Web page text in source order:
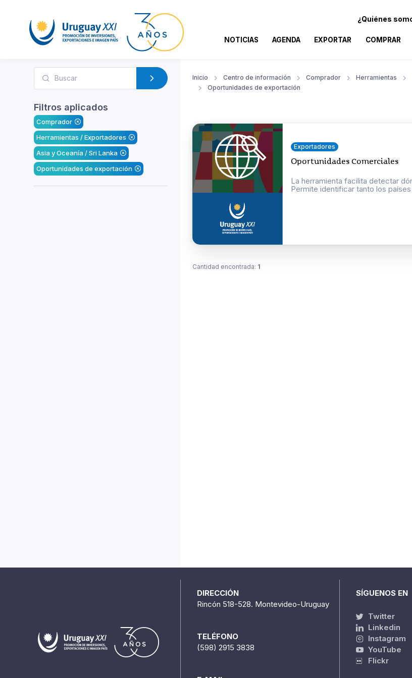
¿Quiénes
NOTICIAS AGENDA EXPORTAR COMPRAR
Filtros aplicados
Comprador
Herramientas / Exportadores
Asia y Oceanía / Sri Lanka
Oportunidades de exportación
Inicio Centro de información Comprador Herramientas
Oportunidades de exportación
Exportadores
Oportunidades Comerciales
La herramienta facilita detectar
Permite identificar tanto los
Cantidad encontrada: 1
DIRECCIÓN
Rincón 518-528. Montevideo-Uruguay
TELÉFONO
(598) 2915 3838
SÍGUENOS EN
Twitter
Linkedin
Instagram
YouTube
Flickr